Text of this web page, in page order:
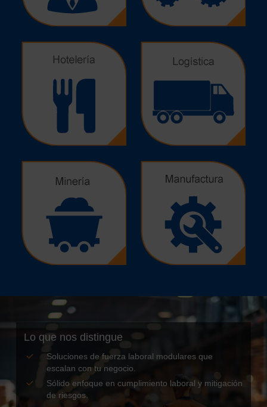
Lo que nos distingue
Soluciones de fuerza laboral modulares que
escalan con tu negocio.
Sólido enfoque en cumplimiento laboral y mitigación
de riesgos.